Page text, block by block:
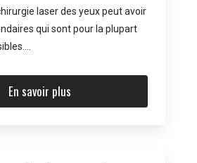
laser des yeux peut avoir
qui sont pour la plupart
En savoir plus